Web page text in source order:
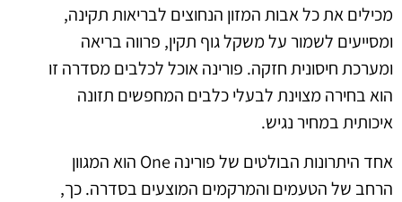
מכילים את כל אבות המזון הנחוצים לבריאות תקינה,
ומסייעים לשמור על משקל גוף תקין, פרווה בריאה
ומערכת חיסונית חזקה. פורינה אוכל לכלבים מסדרה זו
הוא בחירה מצוינת לבעלי כלבים המחפשים תזונה
איכותית במחיר נגיש.
אחד היתרונות הבולטים של פורינה One הוא המגוון
הרחב של הטעמים והמרקמים המוצעים בסדרה. כך,